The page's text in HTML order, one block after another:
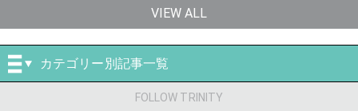
VIEW ALL
カテゴリー別記事一覧
FOLLOW TRINITY